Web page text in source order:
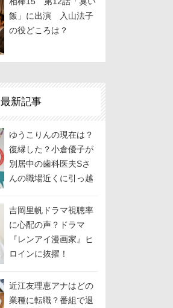
飯」に出演 入山法子
の役どころは？
最新記事
ゆうこりんの現在は？
復縁した？小倉優子が
別居中の歯科医夫Sさ
んの職場近くに引っ越
索？
吉岡里帆ドラマ視聴率
に心配の声？ドラマ
『レンアイ漫画家』ヒ
ロインに抜擢！
近江友理恵アナはどの
業種に転職？番組で退